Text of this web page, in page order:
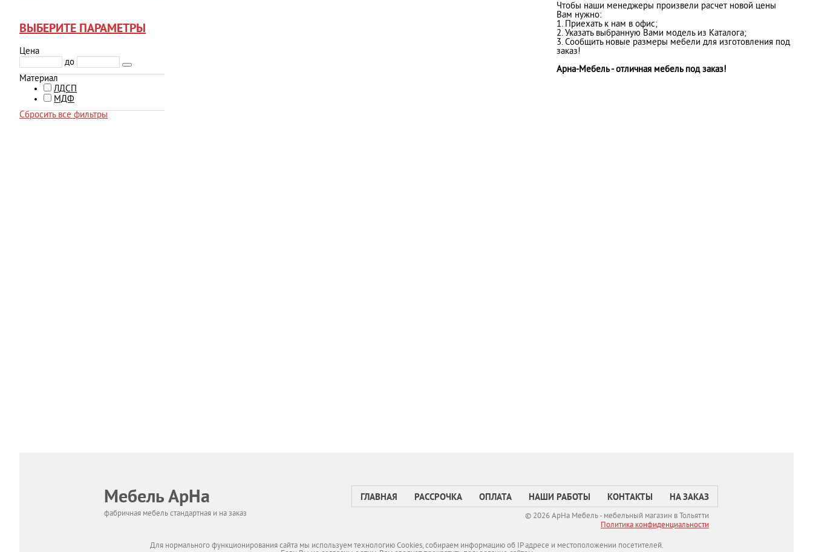
ВЫБЕРИТЕ ПАРАМЕТРЫ
Цена
до
Материал
ЛДСП
МДФ
Сбросить все фильтры
Чтобы наши менеджеры произвели расчет новой цены
Вам нужно:
1. Приехать к нам в офис;
2. Указать выбранную Вами модель из Каталога;
3. Сообщить новые размеры мебели для изготовления под
заказ!
Арна-Мебель - отличная мебель под заказ!
Мебель АрНа
фабричная мебель стандартная и на заказ
ГЛАВНАЯ РАССРОЧКА ОПЛАТА НАШИ РАБОТЫ КОНТАКТЫ НА ЗАКАЗ
© 2026 АрНа Мебель - мебельный магазин в Тольятти
Политикa конфиденциальности
Для нормального функционирования сайта мы используем технологию Cookies, собираем информацию об IP адресе и местоположении посетителей.